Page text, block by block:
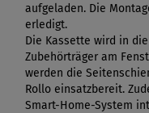
aufgeladen. Die
erledigt.
Die Kassette wird in
Zubehörträger am
werden die
Rollo einsatzbereit.
Smart-Home-System